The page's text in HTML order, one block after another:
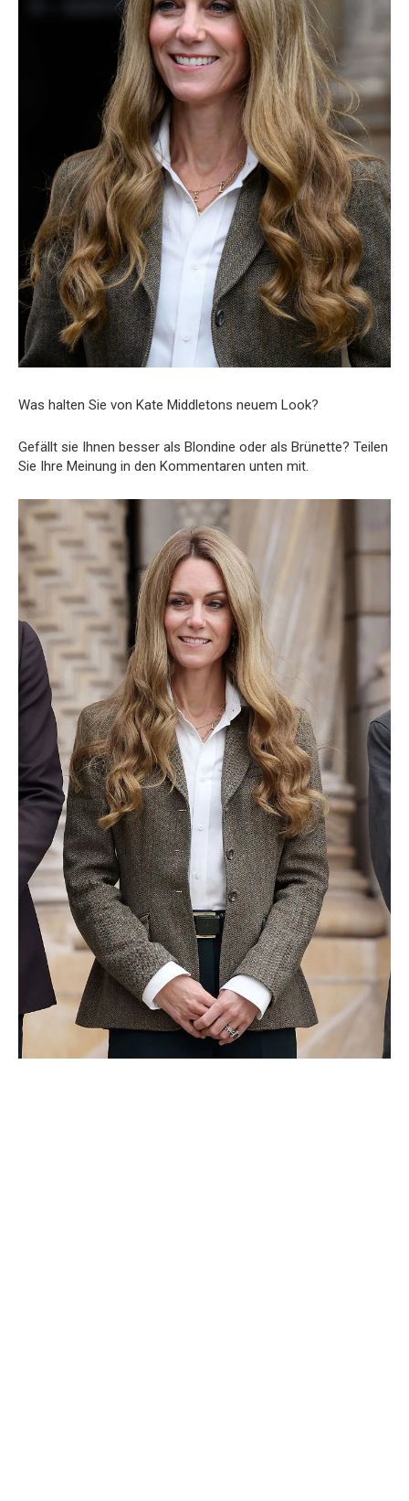
Was halten Sie von Kate Middletons neuem Look?
Gefällt sie Ihnen besser als Blondine oder als Brünette? Teilen
Sie Ihre Meinung in den Kommentaren unten mit.